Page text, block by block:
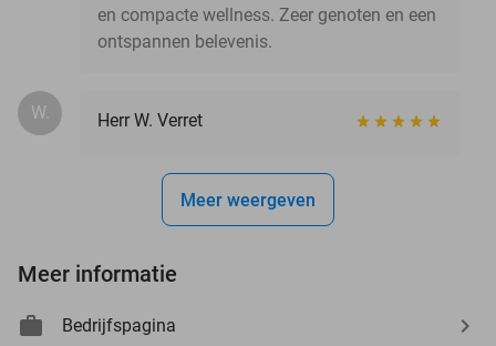
en compacte wellness. Zeer genoten en een
ontspannen belevenis.
W. Herr W. Verret
Meer weergeven
Meer informatie
Bedrijfspagina